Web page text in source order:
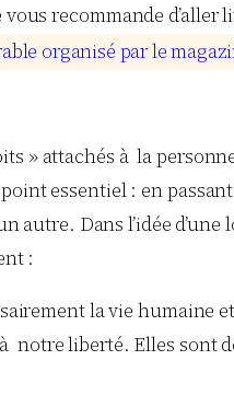
recommande d’aller
able organisé parlemagazi
» attachés à la
essentiel : en
autre. Dans l’idée
:
la vie humaine
liberté. Elles sont